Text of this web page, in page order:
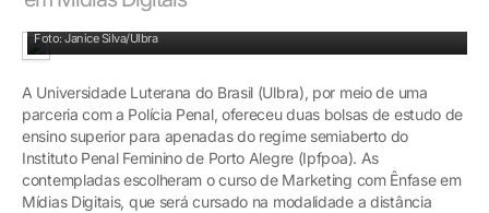
Foto: Janice Silva/Ulbra
A Universidade Luterana do Brasil (Ulbra), por meio de uma
parceria com a Polícia Penal, ofereceu duas bolsas de estudo de
ensino superior para apenadas do regime semiaberto do
Instituto Penal Feminino de Porto Alegre (Ipfpoa). As
contempladas escolheram o curso de Marketing com Ênfase em
Mídias Digitais, que será cursado na modalidade a distância